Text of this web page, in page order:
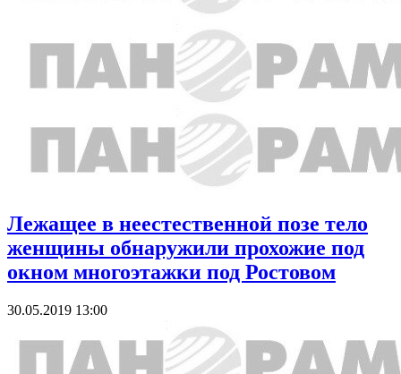
Лежащее в неестественной позе тело
женщины обнаружили прохожие под
окном многоэтажки под Ростовом
30.05.2019 13:00